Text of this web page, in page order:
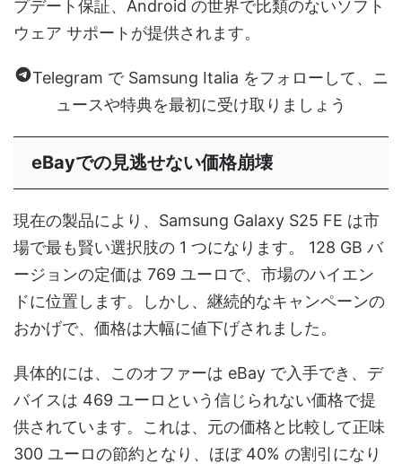
プデート保証、Android の世界で比類のないソフト
ウェア サポートが提供されます。
Telegram で Samsung Italia をフォローして、ニ
ュースや特典を最初に受け取りましょう
eBayでの見逃せない価格崩壊
現在の製品により、Samsung Galaxy S25 FE は市
場で最も賢い選択肢の 1 つになります。 128 GB バ
ージョンの定価は 769 ユーロで、市場のハイエン
ドに位置します。しかし、継続的なキャンペーンの
おかげで、価格は大幅に値下げされました。
具体的には、このオファーは eBay で入手でき、デ
バイスは 469 ユーロという信じられない価格で提
供されています。これは、元の価格と比較して正味
300 ユーロの節約となり、ほぼ 40% の割引になり